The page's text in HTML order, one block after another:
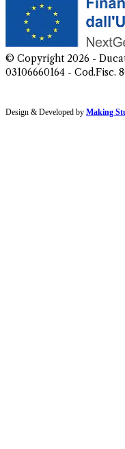
© Copyright 2026 -
03106660164 - Cod.Fisc.
Design & Developed by Making